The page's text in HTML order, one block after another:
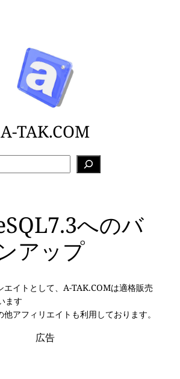
A-TAK.COM
へのバ
アップ
イトとして、A-TAK.COMは適格販売
ます
アフィリエイトも利用しております。
広告